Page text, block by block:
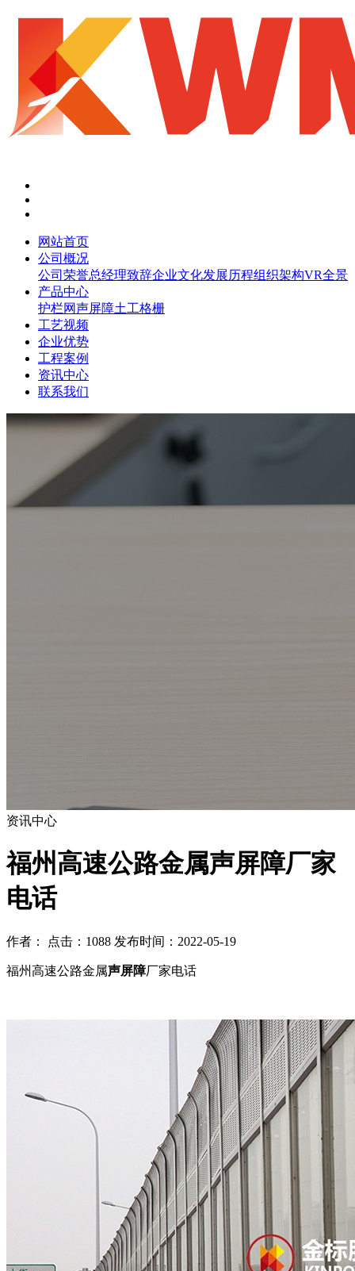
网站首页
公司概况
公司荣誉总经理致辞企业文化发展历程组织架构VR全景
产品中心
护栏网声屏障土工格栅
工艺视频
企业优势
工程案例
资讯中心
联系我们
资讯中心
福州高速公路金属声屏障厂家
电话
作者： 点击：1088 发布时间：2022-05-19
福州高速公路金属声屏障厂家电话